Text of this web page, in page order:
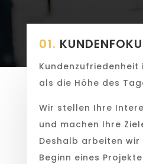
01.
als die Höhe des
Wir stellen Ihre
und machen Ihre
Deshalb arbeiten wir
Beginn eines